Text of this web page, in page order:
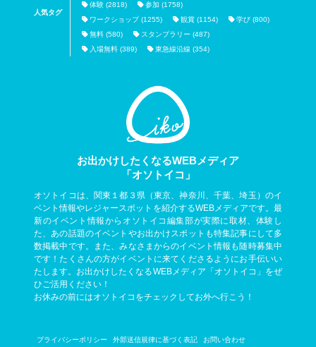
人気タグ
体験 (2818)
参加 (1758)
ワークショップ (1255)
観賞 (1154)
学び (800)
無料 (580)
スタンプラリー (487)
入場無料 (389)
東急線沿線 (354)
お出かけしたくなるWEBメディア
「オソトイコ」
オソトイコは、関東１都３県（東京、神奈川、千葉、埼玉）のイ
ベント情報やレジャースポットを紹介するWEBメディアです。最
新のイベント情報からオソトイコ編集部が実際に取材、体験し
た、あの話題のイベントやお出かけスポットも特集記事にして多
数掲載中です。また、みなさまからのイベント情報も随時募集中
です！たくさんの方がイベントに来てくださるようにお手伝いい
たします。お出かけしたくなるWEBメディア「オソトイコ」をぜ
ひご活用ください！
お休みの前にはオソトイコをチェックしてお外へ行こう！
プライバシーポリシー 外部送信規律に基づく表記 お問い合わせ